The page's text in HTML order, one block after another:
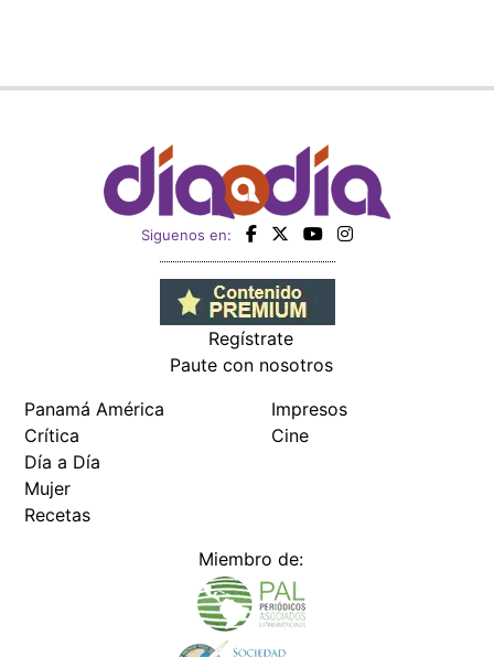
Siguenos en:
Regístrate
Paute con nosotros
Panamá América
Crítica
Día a Día
Mujer
Recetas
Impresos
Cine
Miembro de: